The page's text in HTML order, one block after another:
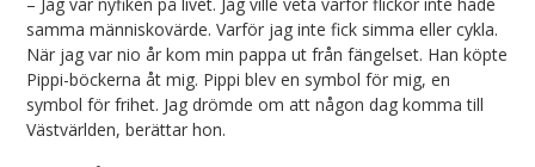
– Jag var nyfiken på livet. Jag ville veta varför flickor inte hade
samma människovärde. Varför jag inte fick simma eller cykla.
När jag var nio år kom min pappa ut från fängelset. Han köpte
Pippi-böckerna åt mig. Pippi blev en symbol för mig, en
symbol för frihet. Jag drömde om att någon dag komma till
Västvärlden, berättar hon.